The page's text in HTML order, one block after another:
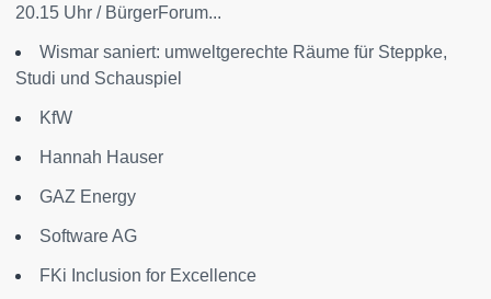
20.15 Uhr / BürgerForum...
Wismar saniert: umweltgerechte Räume für Steppke,
Studi und Schauspiel
KfW
Hannah Hauser
GAZ Energy
Software AG
FKi Inclusion for Excellence